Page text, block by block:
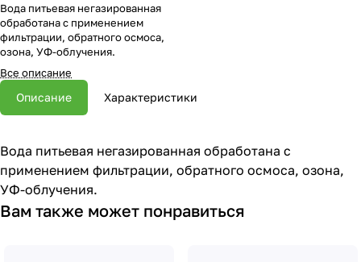
Вода питьевая негазированная
обработана с применением
фильтрации, обратного осмоса,
озона, УФ-облучения.
Все описание
Описание Характеристики
Вода питьевая негазированная обработана с
применением фильтрации, обратного осмоса, озона,
УФ-облучения.
Вам также может понравиться